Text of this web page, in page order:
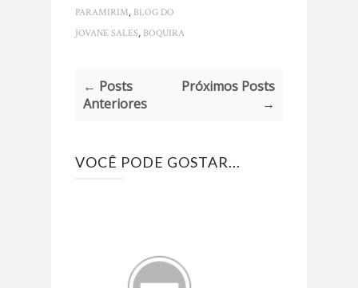
PARAMIRIM, BLOG DO
JOVANE SALES, BOQUIRA
← Posts
Anteriores
Próximos Posts
→
VOCÊ PODE GOSTAR...